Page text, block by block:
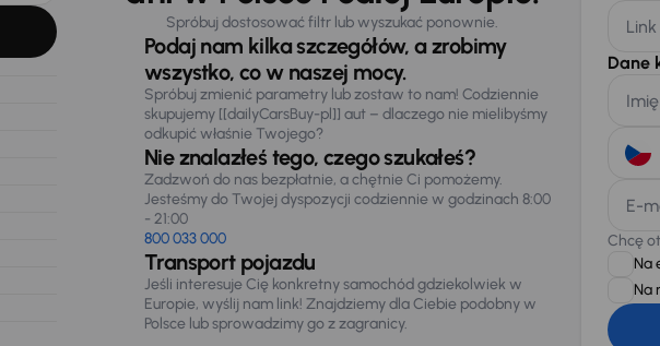
Spróbuj dostosować filtr lub wyszukać ponownie.
Podaj nam kilka szczegółów, a zrobimy
wszystko, co w naszej mocy.
Spróbuj zmienić parametry lub zostaw to nam! Codziennie
skupujemy [[dailyCarsBuy-pl]] aut – dlaczego nie mielibyśmy
odkupić właśnie Twojego?
Nie znalazłeś tego, czego szukałeś?
Zadzwoń do nas bezpłatnie, a chętnie Ci pomożemy.
Jesteśmy do Twojej dyspozycji codziennie w godzinach 8:00
- 21:00
800 033 000
Transport pojazdu
Jeśli interesuje Cię konkretny samochód gdziekolwiek w
Europie, wyślij nam link! Znajdziemy dla Ciebie podobny w
Polsce lub sprowadzimy go z zagranicy.
Dane
E-
Chcę
Na
Na